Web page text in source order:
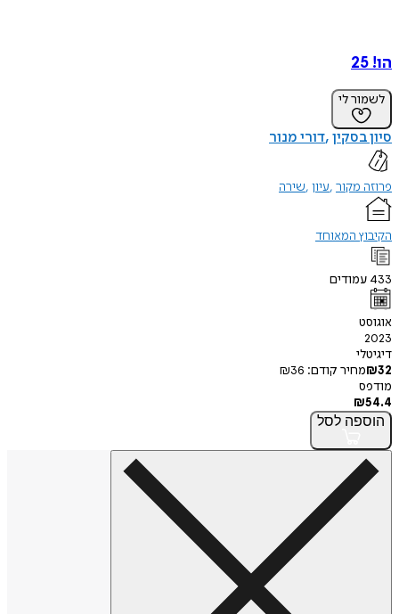
הו! 25
לשמור לי
סיון בסקין דורי מנור
פרוזה מקור עיון שירה
הקיבוץ המאוחד
433 עמודים
אוגוסט
2023
דיגיטלי
₪32 מחיר קודם: ₪36
מודפס
₪54.4
הוספה לסל